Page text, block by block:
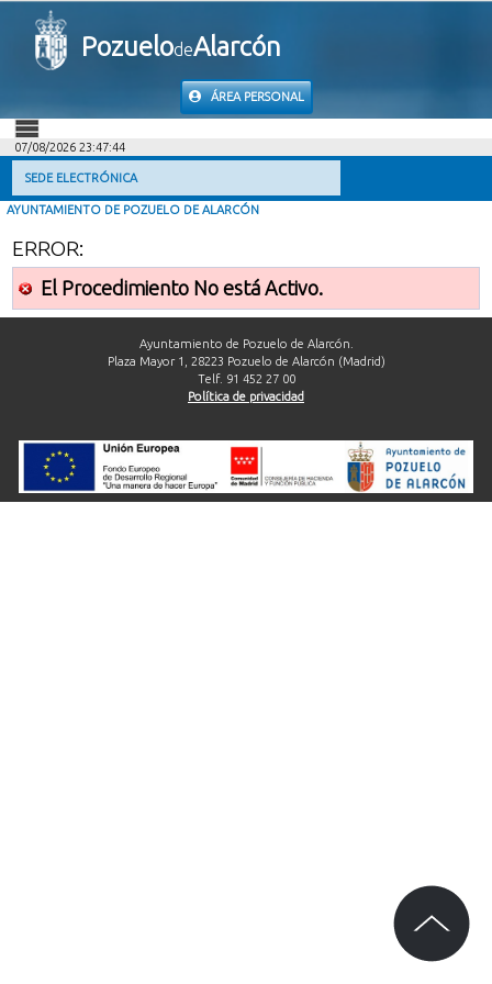
PozuelodeAlarcón
ÁREA PERSONAL
INICIO
MI CARPETA
INFORMACIÓN MUNICIPAL
AYUDA
07/08/2026 23:47:44
SEDE ELECTRÓNICA
AYUNTAMIENTO DE POZUELO DE ALARCÓN
ERROR:
El Procedimiento No está Activo.
Ayuntamiento de Pozuelo de Alarcón.
Plaza Mayor 1, 28223 Pozuelo de Alarcón (Madrid)
Telf. 91 452 27 00
Política de privacidad